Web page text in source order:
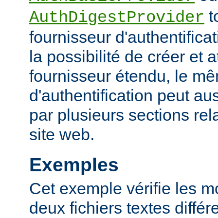
AuthDigestProvider
fournisseur
la possibilité de créer et
fournisseur étendu, le
d'authentification peut
par plusieurs sections
site web.
Exemples
Cet exemple vérifie les
deux fichiers textes